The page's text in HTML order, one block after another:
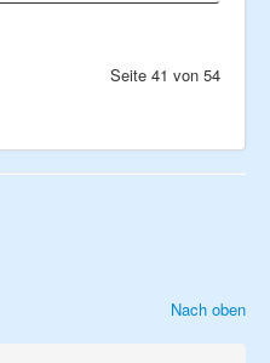
Seite 41 von 54
Nach oben